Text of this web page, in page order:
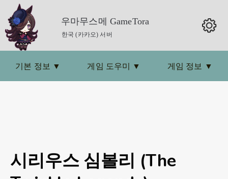
우마무스메 GameTora
한국 (카카오) 서버
기본 정보 ▼ 게임 도우미 ▼ 게임 정보 ▼
시리우스 심볼리 (The